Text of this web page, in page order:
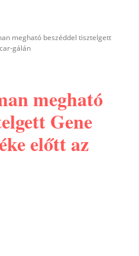
megható beszéddel tisztelgett
gálán
megható
Gene
előtt az